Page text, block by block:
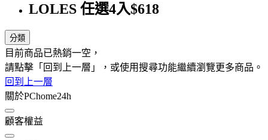
LOLES 任選4入$618
分類
目前商品已熱銷一空，
請點擊「回到上一層」，或使用搜尋功能繼續瀏覽更多商品。
回到上一層
關於PChome24h
顧客權益